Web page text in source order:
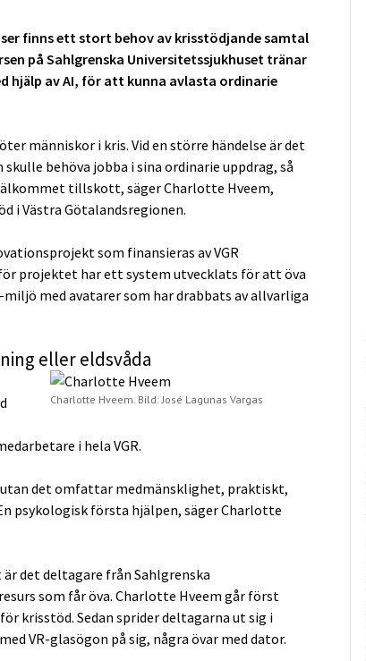
finns ett stort behov av krisstödjande samtal
på Sahlgrenska Universitetssjukhuset tränar
hjälp av AI, för att kunna avlasta ordinarie
människor i kris. Vid en större händelse är det
behöva jobba i sina ordinarie uppdrag, så
tillskott, säger Charlotte Hveem,
i Västra Götalandsregionen.
som finansieras av VGR
projektet har ett system utvecklats för att öva
med avatarer som har drabbats av allvarliga
eller eldsvåda
Charlotte Hveem. Bild: José Lagunas Vargas
i hela VGR.
det omfattar medmänsklighet, praktiskt,
psykologisk första hjälpen, säger Charlotte
det deltagare från Sahlgrenska
som får öva. Charlotte Hveem går först
krisstöd. Sedan sprider deltagarna ut sig i
VR-glasögon på sig, några övar med dator.